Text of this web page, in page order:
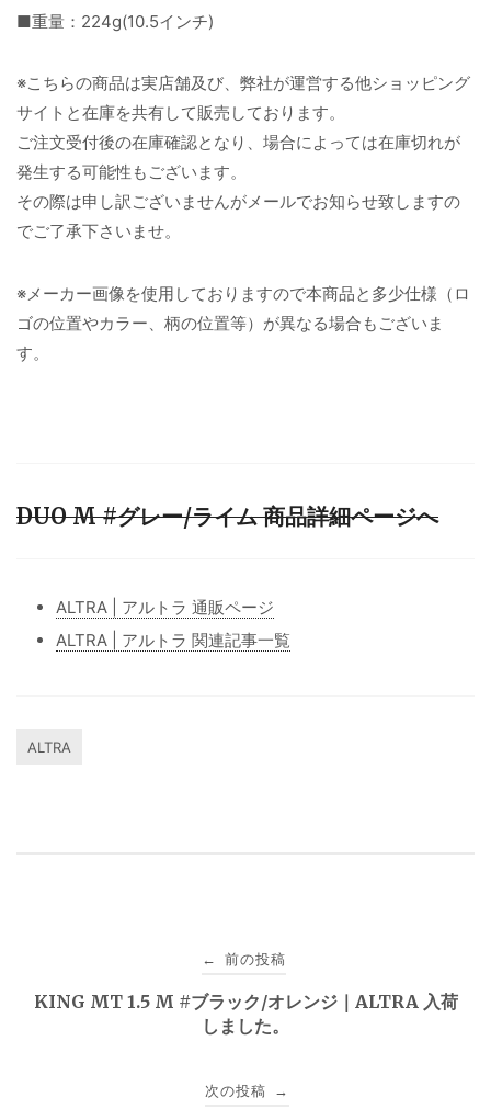
■重量：224g(10.5インチ)
※こちらの商品は実店舗及び、弊社が運営する他ショッピング
サイトと在庫を共有して販売しております。
ご注文受付後の在庫確認となり、場合によっては在庫切れが
発生する可能性もございます。
その際は申し訳ございませんがメールでお知らせ致しますの
でご了承下さいませ。
※メーカー画像を使用しておりますので本商品と多少仕様（ロ
ゴの位置やカラー、柄の位置等）が異なる場合もございま
す。
DUO M #グレー/ライム 商品詳細ページへ
ALTRA | アルトラ 通販ページ
ALTRA | アルトラ 関連記事一覧
ALTRA
稿
← 前の投稿
KING MT 1.5 M #ブラック/オレンジ｜ALTRA 入荷
しました。
次の投稿 →